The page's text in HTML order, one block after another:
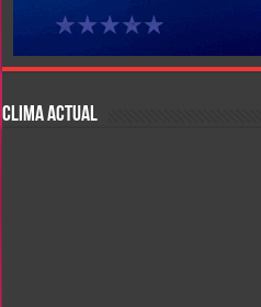
CLIMA ACTUAL